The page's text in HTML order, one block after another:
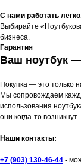
С нами работать
Выбирайте
бизнеса.
Гарантия
Ваш ноутбук
Покупка — это только
Мы сопровождаем
использования
они когда-то возникнут.
Наши контакты:
+7 (903) 130-46-44 -